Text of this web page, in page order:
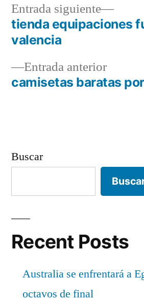
Navegación
entradas
Entrada anteriorEntrada
camisetas baratas
Entrada siguiente
tienda equipaciones
valencia
Buscar
Recent Posts
Australia se enfrentará a
octavos de final